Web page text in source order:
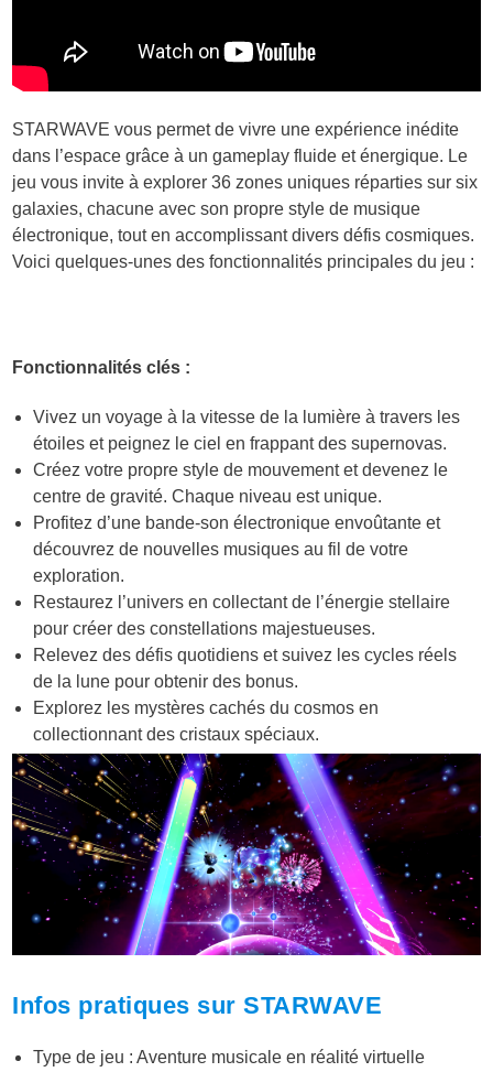
STARWAVE vous permet de vivre une expérience inédite
dans l’espace grâce à un gameplay fluide et énergique. Le
jeu vous invite à explorer 36 zones uniques réparties sur six
galaxies, chacune avec son propre style de musique
électronique, tout en accomplissant divers défis cosmiques.
Voici quelques-unes des fonctionnalités principales du jeu :
Fonctionnalités clés :
Vivez un voyage à la vitesse de la lumière à travers les
étoiles et peignez le ciel en frappant des supernovas.
Créez votre propre style de mouvement et devenez le
centre de gravité. Chaque niveau est unique.
Profitez d’une bande-son électronique envoûtante et
découvrez de nouvelles musiques au fil de votre
exploration.
Restaurez l’univers en collectant de l’énergie stellaire
pour créer des constellations majestueuses.
Relevez des défis quotidiens et suivez les cycles réels
de la lune pour obtenir des bonus.
Explorez les mystères cachés du cosmos en
collectionnant des cristaux spéciaux.
Infos pratiques sur STARWAVE
Type de jeu : Aventure musicale en réalité virtuelle